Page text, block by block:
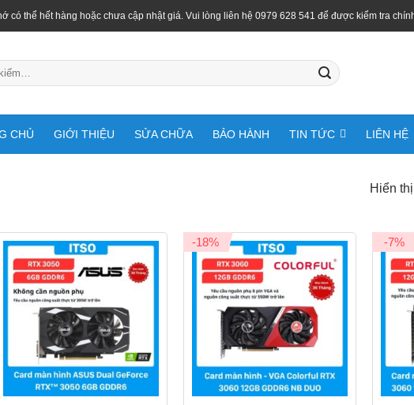
có thể hết hàng hoặc chưa cập nhật giá. Vui lòng liên hệ 0979 628 541 để được kiểm tra
CHỦ GIỚI THIỆU SỬA CHỮA BẢO HÀNH TIN TỨC LIÊN HỆ
Hiển
-18% -7%